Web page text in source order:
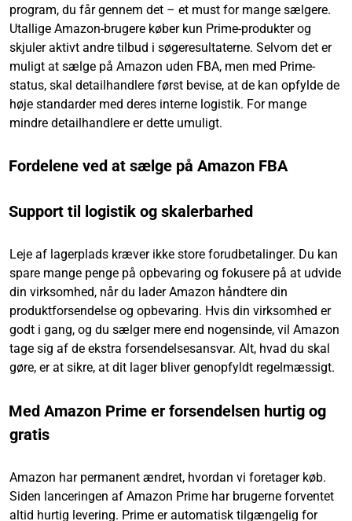
program, du får gennem det – et must for mange sælgere.
Utallige Amazon-brugere køber kun Prime-produkter og
skjuler aktivt andre tilbud i søgeresultaterne. Selvom det er
muligt at sælge på Amazon uden FBA, men med Prime-
status, skal detailhandlere først bevise, at de kan opfylde de
høje standarder med deres interne logistik. For mange
mindre detailhandlere er dette umuligt.
Fordelene ved at sælge på Amazon FBA
Support til logistik og skalerbarhed
Leje af lagerplads kræver ikke store forudbetalinger. Du kan
spare mange penge på opbevaring og fokusere på at udvide
din virksomhed, når du lader Amazon håndtere din
produktforsendelse og opbevaring. Hvis din virksomhed er
godt i gang, og du sælger mere end nogensinde, vil Amazon
tage sig af de ekstra forsendelsesansvar. Alt, hvad du skal
gøre, er at sikre, at dit lager bliver genopfyldt regelmæssigt.
Med Amazon Prime er forsendelsen hurtig og
gratis
Amazon har permanent ændret, hvordan vi foretager køb.
Siden lanceringen af Amazon Prime har brugerne forventet
altid hurtig levering. Prime er automatisk tilgængelig for